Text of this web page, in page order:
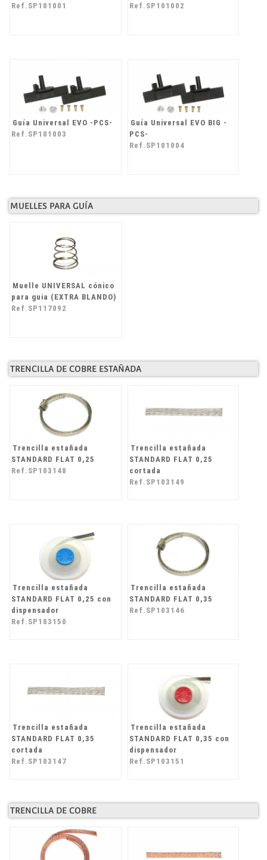
Ref.SP101001
Ref.SP101002
Guía Universal EVO -PCS-
Ref.SP101003
Guía Universal EVO BIG -
PCS-
Ref.SP101004
MUELLES PARA GUÍA
Muelle UNIVERSAL cónico
para guia (EXTRA BLANDO)
Ref.SP117092
TRENCILLA DE COBRE ESTAÑADA
Trencilla estañada
STANDARD FLAT 0,25
Ref.SP103148
Trencilla estañada
STANDARD FLAT 0,25
cortada
Ref.SP103149
Trencilla estañada
STANDARD FLAT 0,25 con
dispensador
Ref.SP103150
Trencilla estañada
STANDARD FLAT 0,35
Ref.SP103146
Trencilla estañada
STANDARD FLAT 0,35
cortada
Ref.SP103147
Trencilla estañada
STANDARD FLAT 0,35 con
dispensador
Ref.SP103151
TRENCILLA DE COBRE